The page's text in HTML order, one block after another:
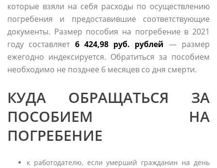
которые взяли на себя расходы по осуществлению
погребения и предоставившие соответствующие
документы. Размер пособия на погребение в 2021
году составляет 6 424,98 руб. рублей — размер
ежегодно индексируется. Обратиться за пособием
необходимо не позднее 6 месяцев со дня смерти.
КУДА ОБРАЩАТЬСЯ ЗА
ПОСОБИЕМ НА
ПОГРЕБЕНИЕ
к работодателю, если умерший гражданин на день